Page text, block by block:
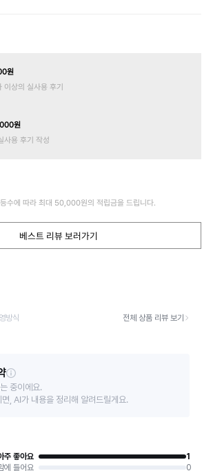
원
이상의 실사용 후기
원
사용 후기 작성
수에 따라 최대 50,000원의 적립금을 드립니다.
베스트 리뷰 보러가기